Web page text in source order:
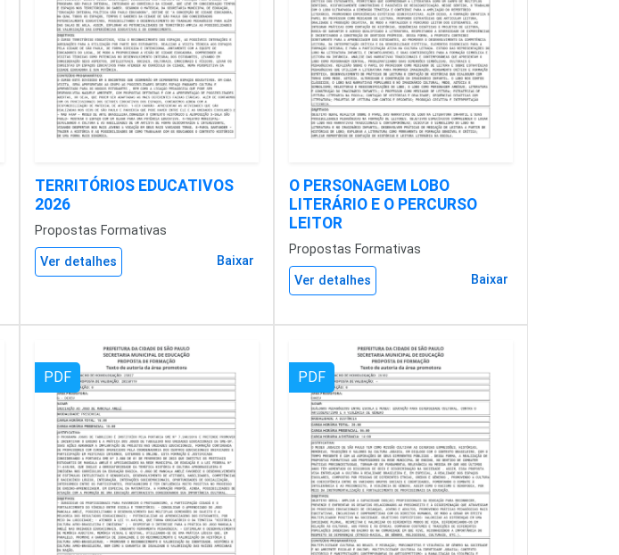
TERRITÓRIOS EDUCATIVOS
2026
Propostas Formativas
Ver detalhes Baixar
O PERSONAGEM LOBO
LITERÁRIO E O PERCURSO
LEITOR
Propostas Formativas
Ver detalhes Baixar
PDF PDF